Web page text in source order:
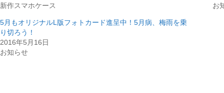
新作スマホケース
お
5月もオリジナルL版フォトカード進呈中！5月病、梅雨を乗
り切ろう！
2016年5月16日
お知らせ